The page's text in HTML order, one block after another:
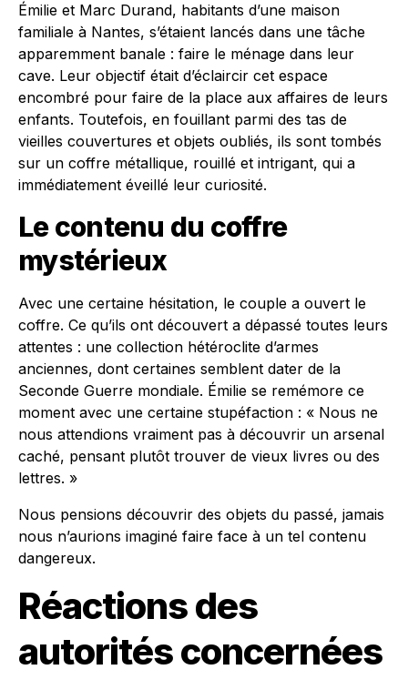
Émilie et Marc Durand, habitants d’une maison
familiale à Nantes, s’étaient lancés dans une tâche
apparemment banale : faire le ménage dans leur
cave. Leur objectif était d’éclaircir cet espace
encombré pour faire de la place aux affaires de leurs
enfants. Toutefois, en fouillant parmi des tas de
vieilles couvertures et objets oubliés, ils sont tombés
sur un coffre métallique, rouillé et intrigant, qui a
immédiatement éveillé leur curiosité.
Le contenu du coffre
mystérieux
Avec une certaine hésitation, le couple a ouvert le
coffre. Ce qu’ils ont découvert a dépassé toutes leurs
attentes : une collection hétéroclite d’armes
anciennes, dont certaines semblent dater de la
Seconde Guerre mondiale. Émilie se remémore ce
moment avec une certaine stupéfaction : « Nous ne
nous attendions vraiment pas à découvrir un arsenal
caché, pensant plutôt trouver de vieux livres ou des
lettres. »
Nous pensions découvrir des objets du passé, jamais
nous n’aurions imaginé faire face à un tel contenu
dangereux.
Réactions des
autorités concernées